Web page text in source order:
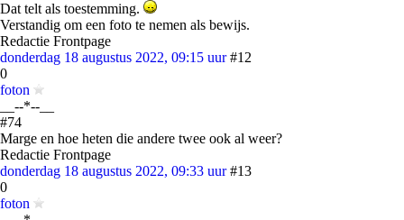
Dat telt als toestemming.
Verstandig om een foto te nemen als bewijs.
Redactie Frontpage
donderdag 18 augustus 2022, 09:15 uur #12
0
foton
__--*--__
#74
Marge en hoe heten die andere twee ook al weer?
Redactie Frontpage
donderdag 18 augustus 2022, 09:33 uur #13
0
foton